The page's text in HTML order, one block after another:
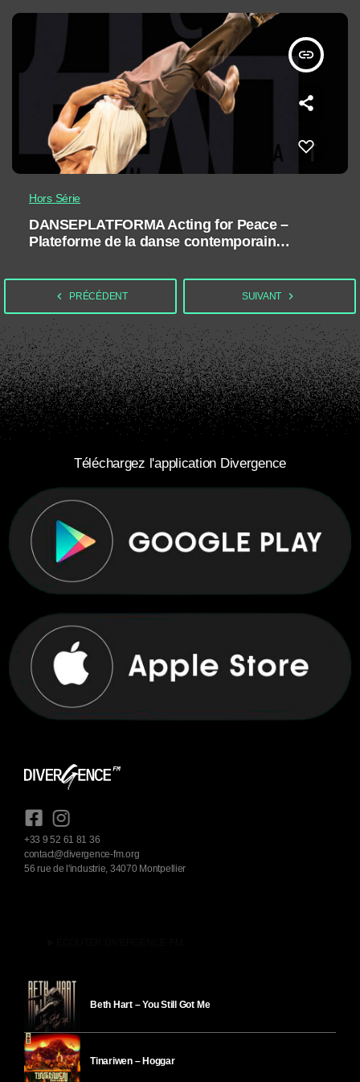
insert_link
Hors Série
DANSEPLATFORMA Acting for Peace –
Plateforme de la danse contemporaine |
navigate_before PRÉCÉDENT SUIVANT navigate_next
Téléchargez l'application Divergence
+33 9 52 61 81 36
contact@divergence-fm.org
56 rue de l'industrie, 34070 Montpellier
Beth Hart – You Still Got Me
Tinariwen – Hoggar